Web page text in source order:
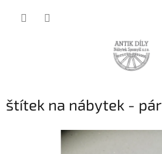
štítek na nábytek - pár